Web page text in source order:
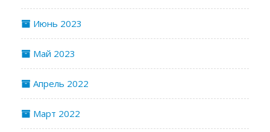
Июнь 2023
Май 2023
Апрель 2022
Март 2022